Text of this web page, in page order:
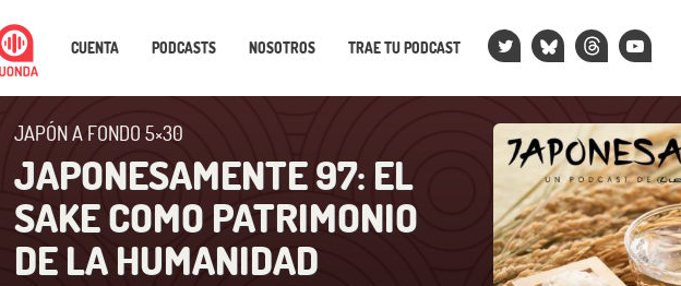
CUENTA PODCASTS NOSOTROS TRAE TU PODCAST
JAPÓN A FONDO 5×30
JAPONESAMENTE 97: EL
SAKE COMO PATRIMONIO
DE LA HUMANIDAD